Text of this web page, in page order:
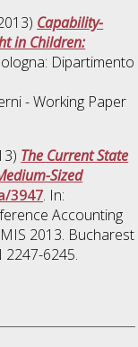
Capability-
in Children:
Dipartimento
- Working Paper
The Current State
Sized
3947. In:
Accounting
2013. Bucharest
2247-6245.